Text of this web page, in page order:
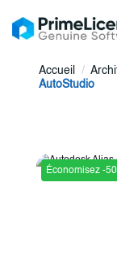
Accueil
AutoStudio
Économisez -